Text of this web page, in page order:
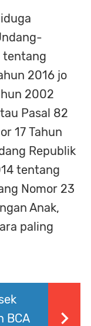
tentang
2016 jo
2002
Pasal 82
17 Tahun
Republik
tentang
Nomor 23
Anak,
paling
BCA